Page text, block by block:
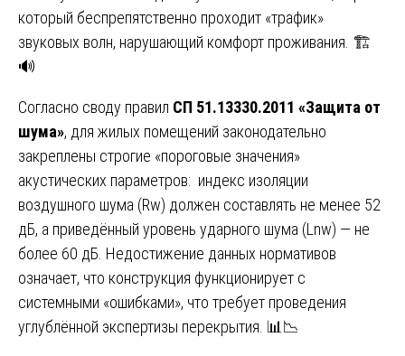
который беспрепятственно проходит «трафик»
звуковых волн, нарушающий комфорт проживания. 🏗️
🔊
Согласно своду правил СП 51.13330.2011 «Защита от
шума», для жилых помещений законодательно
закреплены строгие «пороговые значения»
акустических параметров: индекс изоляции
воздушного шума (Rw) должен составлять не менее 52
дБ, а приведённый уровень ударного шума (Lnw) — не
более 60 дБ. Недостижение данных нормативов
означает, что конструкция функционирует с
системными «ошибками», что требует проведения
углублённой экспертизы перекрытия. 📊📉